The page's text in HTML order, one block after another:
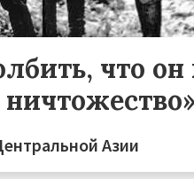
что он
Азии